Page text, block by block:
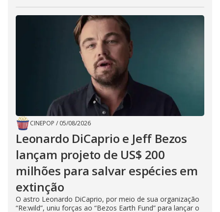
CINEPOP / 05/08/2026
Leonardo DiCaprio e Jeff Bezos
lançam projeto de US$ 200
milhões para salvar espécies em
extinção
O astro Leonardo DiCaprio, por meio de sua organização
“Re:wild”, uniu forças ao “Bezos Earth Fund” para lançar o